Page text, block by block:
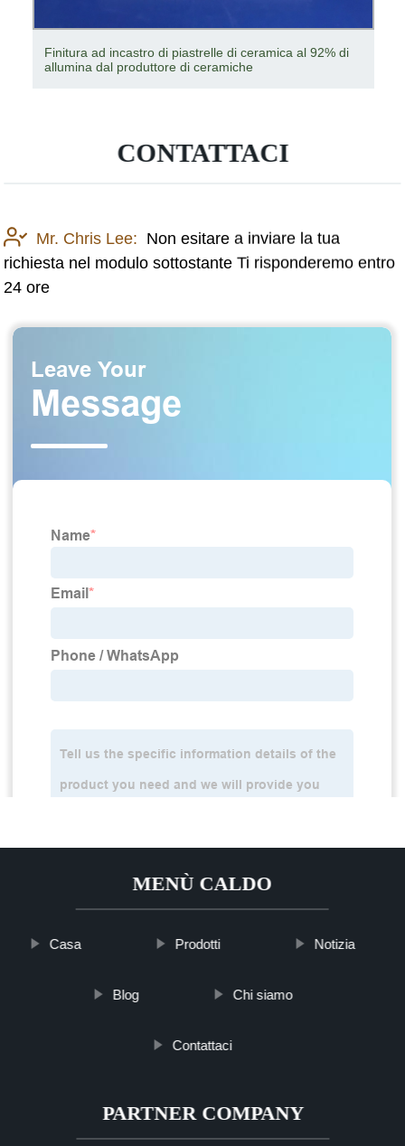
Finitura ad incastro di piastrelle di ceramica al 92% di
allumina dal produttore di ceramiche
CONTATTACI
Mr. Chris Lee: Non esitare a inviare la tua
richiesta nel modulo sottostante Ti risponderemo entro
24 ore
MENÙ CALDO
Casa Prodotti Notizia
Blog Chi siamo
Contattaci
PARTNER COMPANY